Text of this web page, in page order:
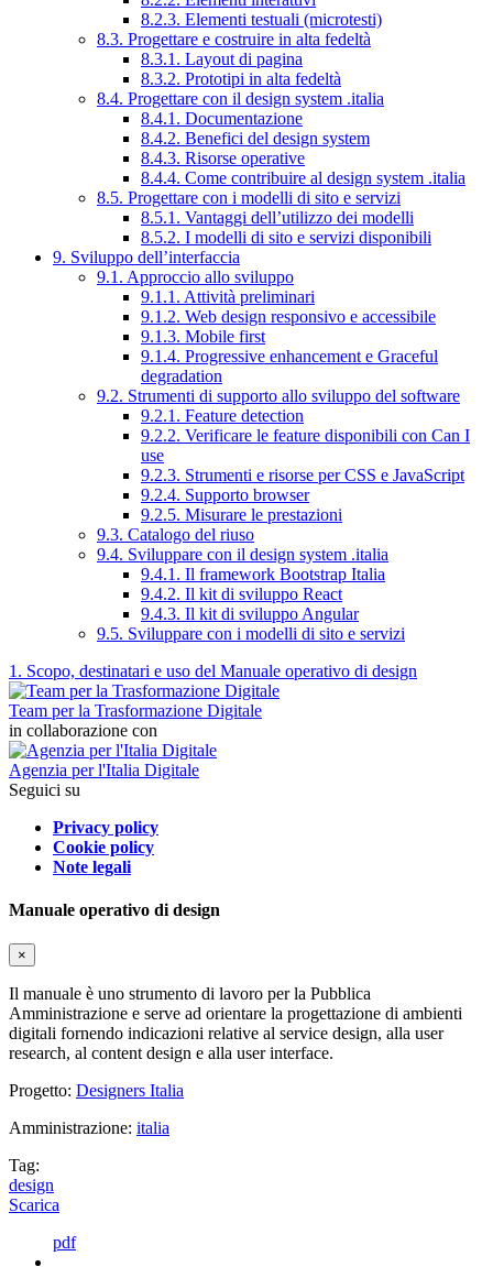
8.2.3. Elementi testuali (microtesti)
8.3. Progettare e costruire in alta fedeltà
8.3.1. Layout di pagina
8.3.2. Prototipi in alta fedeltà
8.4. Progettare con il design system .italia
8.4.1. Documentazione
8.4.2. Benefici del design system
8.4.3. Risorse operative
8.4.4. Come contribuire al design system .italia
8.5. Progettare con i modelli di sito e servizi
8.5.1. Vantaggi dell’utilizzo dei modelli
8.5.2. I modelli di sito e servizi disponibili
9. Sviluppo dell’interfaccia
9.1. Approccio allo sviluppo
9.1.1. Attività preliminari
9.1.2. Web design responsivo e accessibile
9.1.3. Mobile first
9.1.4. Progressive enhancement e Graceful
degradation
9.2. Strumenti di supporto allo sviluppo del software
9.2.1. Feature detection
9.2.2. Verificare le feature disponibili con Can I
use
9.2.3. Strumenti e risorse per CSS e JavaScript
9.2.4. Supporto browser
9.2.5. Misurare le prestazioni
9.3. Catalogo del riuso
9.4. Sviluppare con il design system .italia
9.4.1. Il framework Bootstrap Italia
9.4.2. Il kit di sviluppo React
9.4.3. Il kit di sviluppo Angular
9.5. Sviluppare con i modelli di sito e servizi
1. Scopo, destinatari e uso del Manuale operativo di design
Team per la Trasformazione Digitale
in collaborazione con
Agenzia per l'Italia Digitale
Seguici su
Privacy policy
Cookie policy
Note legali
Manuale operativo di design
×
Il manuale è uno strumento di lavoro per la Pubblica
Amministrazione e serve ad orientare la progettazione di ambienti
digitali fornendo indicazioni relative al service design, alla user
research, al content design e alla user interface.
Progetto: Designers Italia
Amministrazione: italia
Tag:
design
Scarica
pdf